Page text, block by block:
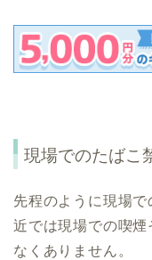
現場でのたばこ
先程のように現場
近では現場での喫
なくありません。